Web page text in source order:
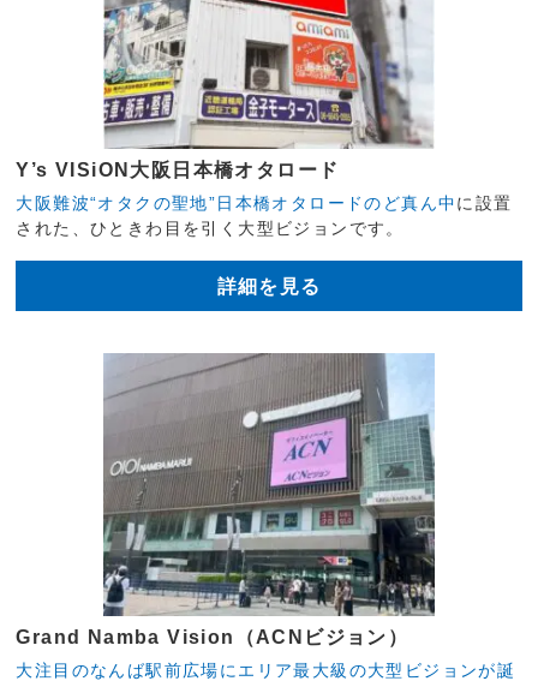
Y’s VISiON大阪日本橋オタロード
大阪難波“オタクの聖地”日本橋オタロードのど真ん中に設置
された、ひときわ目を引く大型ビジョンです。
詳細を見る
Grand Namba Vision（ACNビジョン）
大注目のなんば駅前広場にエリア最大級の大型ビジョンが誕